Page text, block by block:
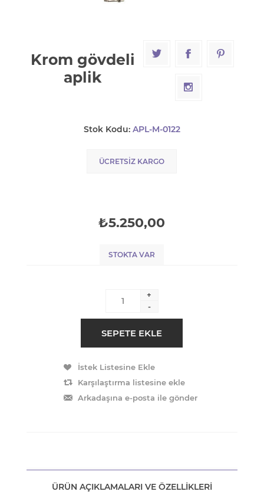
Krom gövdeli
aplik
Stok Kodu: APL-M-0122
ÜCRETSIZ KARGO
₺5.250,00
STOKTA VAR
+
-
ÜRÜN AÇIKLAMALARI VE ÖZELLIKLERI